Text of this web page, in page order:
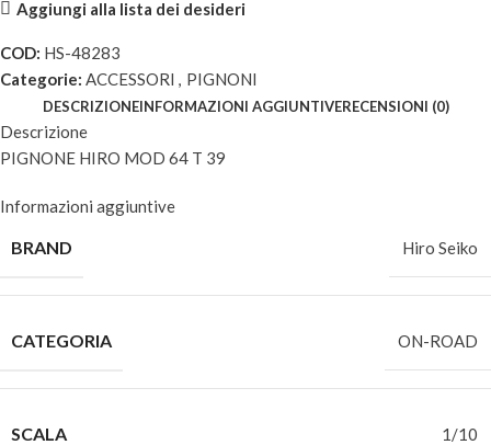
Aggiungi alla lista dei desideri
COD: HS-48283
Categorie: ACCESSORI , PIGNONI
DESCRIZIONEINFORMAZIONI AGGIUNTIVERECENSIONI (0)
Descrizione
PIGNONE HIRO MOD 64 T 39
Informazioni aggiuntive
BRAND Hiro Seiko
CATEGORIA ON-ROAD
SCALA 1/10